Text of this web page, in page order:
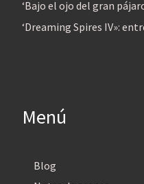
‘Bajo el ojo del gran
‘Dreaming Spires IV»:
Menú
Blog